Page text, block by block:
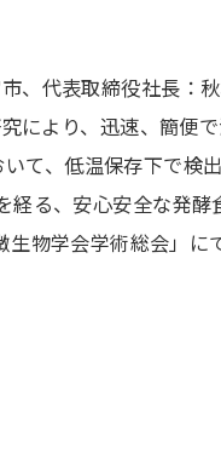
、代表取締役社長：
より、迅速、簡便
て、低温保存下で検
る、安心安全な発
物学会学術総会」に